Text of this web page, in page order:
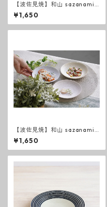
【波佐見焼】和山 sazanami
新色 ５寸皿
¥1,650
【波佐見焼】和山 sazanami
５寸皿
¥1,650